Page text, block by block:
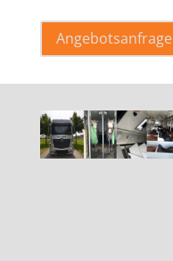
Angebotsanfrage